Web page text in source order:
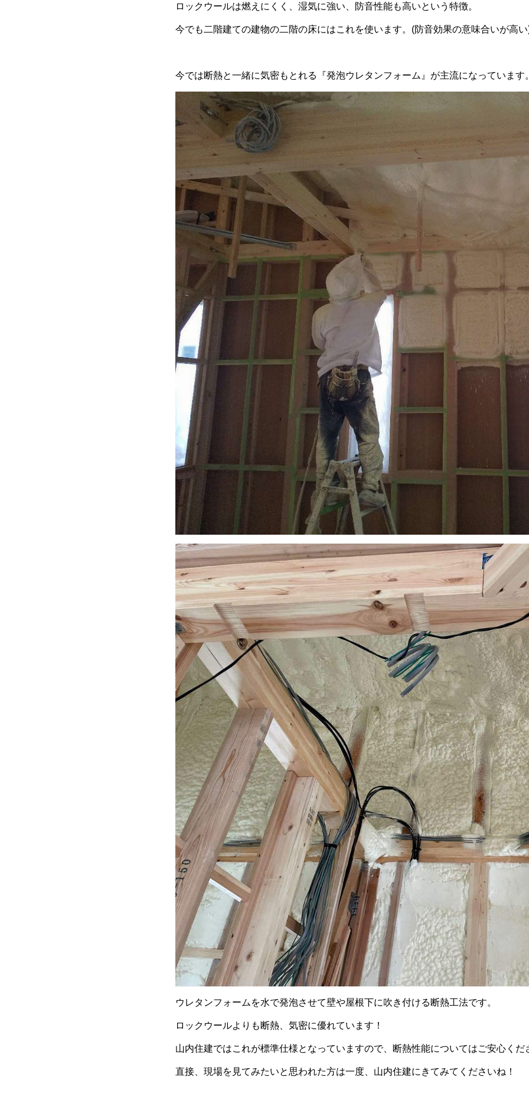
ロックウールは燃えにくく、湿気に強い、防音性能も高いという特徴。
今でも二階建ての建物の二階の床にはこれを使います。(防音効果の意味合いが高
今では断熱と一緒に気密もとれる『発泡ウレタンフォーム』が主流になっています
ウレタンフォームを水で発泡させて壁や屋根下に吹き付ける断熱工法です。
ロックウールよりも断熱、気密に優れています！
山内住建ではこれが標準仕様となっていますので、断熱性能についてはご安心くだ
直接、現場を見てみたいと思われた方は一度、山内住建にきてみてくださいね！